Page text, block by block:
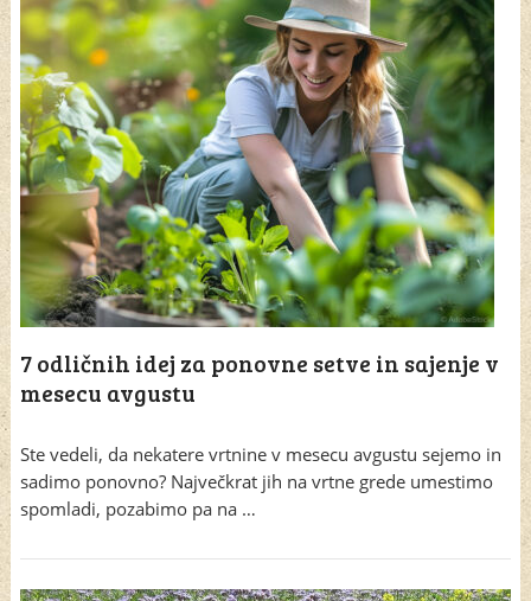
7 odličnih idej za ponovne setve in sajenje v
mesecu avgustu
Ste vedeli, da nekatere vrtnine v mesecu avgustu sejemo in
sadimo ponovno? Največkrat jih na vrtne grede umestimo
spomladi, pozabimo pa na …